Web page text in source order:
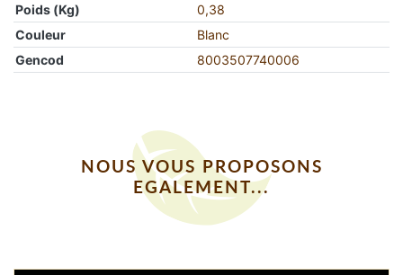
Poids (Kg)
0,38
Couleur
Blanc
Gencod
8003507740006
NOUS VOUS PROPOSONS
EGALEMENT...